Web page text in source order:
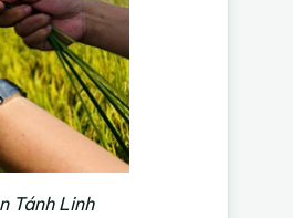
Tánh Linh